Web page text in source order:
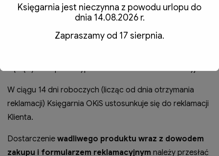
jego wartość.
formularza reklamacyjnego dostępnego w zakładce
W ciągu 14 dni roboczych (licząc od dnia otrzymania
reklamacji) Księgarnia OKiS ustosunkuje się do reklamacji
Klienta.
Dostarczenie wadliwego produktu wraz z dowodem
zakupu i formularzem reklamacyjnym należy przesłać
Księgarnia jest nieczynna z powodu urlopu do
dnia 14.08.2026 r.
Zapraszamy od 17 sierpnia.